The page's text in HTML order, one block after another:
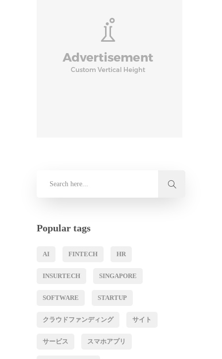
Popular tags
AI FINTECH HR
INSURTECH SINGAPORE
SOFTWARE STARTUP
クラウドファンディング サイト
サービス スマホアプリ